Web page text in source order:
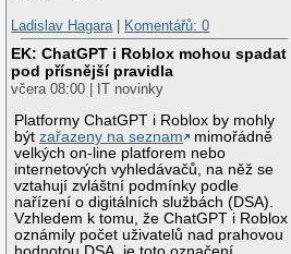
Ladislav Hagara
Komentářů: 0
EK: ChatGPT i Roblox mohou spadat
pod přísnější pravidla
včera 08:00 | IT novinky
Platformy ChatGPT i Roblox by mohly
býtzařazeny na seznam
mimořádně
velkých on-line platforem nebo
internetových vyhledávačů, na něž se
vztahují zvláštní podmínky podle
nařízení o digitálních službách (DSA).
Vzhledem k tomu, že ChatGPT i Roblox
oznámily počet uživatelů nad prahovou